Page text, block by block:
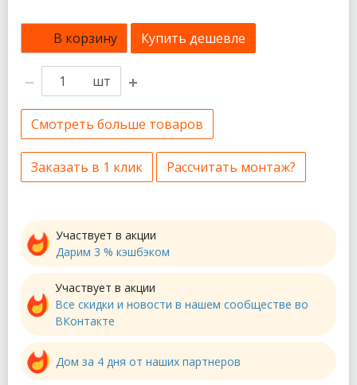
В корзину Купить дешевле
шт
Смотреть больше товаров
Заказать в 1 клик Рассчитать монтаж?
Участвует в акции
Дарим 3 % кэшбэком
Участвует в акции
Все скидки и новости в нашем сообществе во
ВКонтакте
Дом за 4 дня от наших партнеров